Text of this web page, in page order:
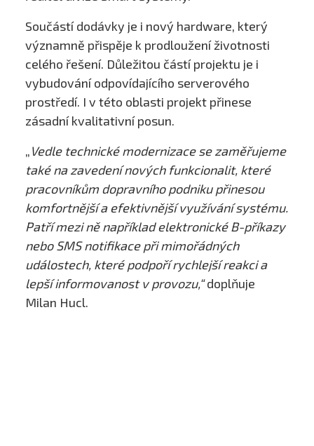
Součástí dodávky je i nový hardware, který
významně přispěje k prodloužení životnosti
celého řešení. Důležitou částí projektu je i
vybudování odpovídajícího serverového
prostředí. I v této oblasti projekt přinese
zásadní kvalitativní posun.
„Vedle technické modernizace se zaměřujeme
také na zavedení nových funkcionalit, které
pracovníkům dopravního podniku přinesou
komfortnější a efektivnější využívání systému.
Patří mezi ně například elektronické B-příkazy
nebo SMS notifikace při mimořádných
událostech, které podpoří rychlejší reakci a
lepší informovanost v provozu,“doplňuje
Milan Hucl.